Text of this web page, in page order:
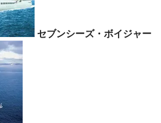
セブンシーズ・ボイジャー